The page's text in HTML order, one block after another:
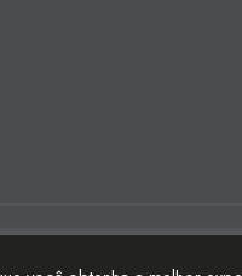
Todos os direitos